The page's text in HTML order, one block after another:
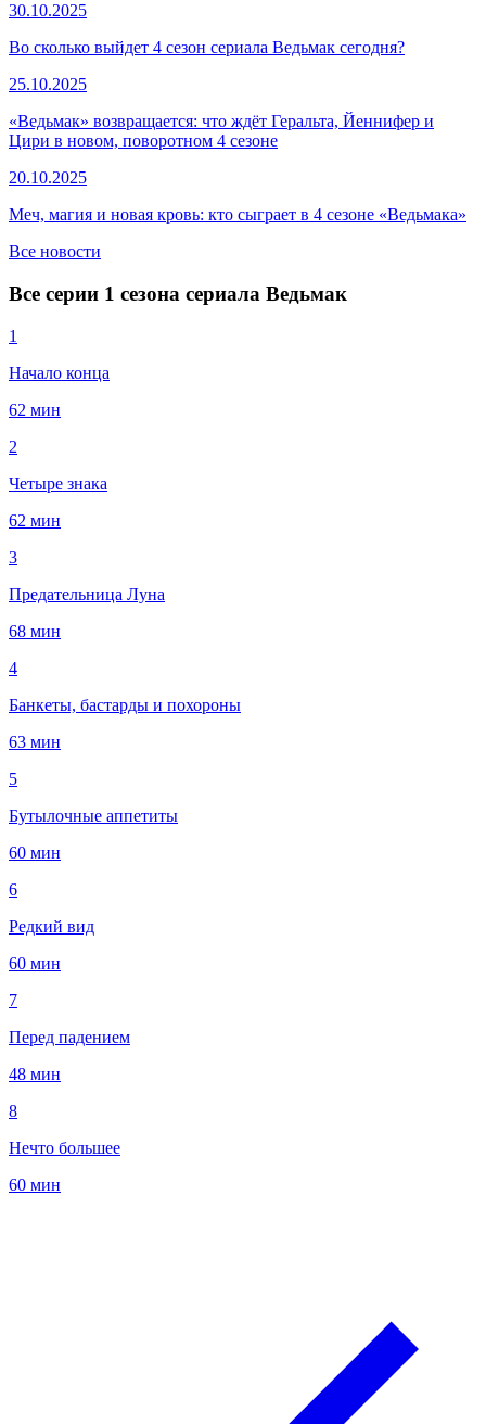
30.10.2025
Во сколько выйдет 4 сезон сериала Ведьмак сегодня?
25.10.2025
«Ведьмак» возвращается: что ждёт Геральта, Йеннифер и
Цири в новом, поворотном 4 сезоне
20.10.2025
Меч, магия и новая кровь: кто сыграет в 4 сезоне «Ведьмака»
Все новости
Все серии 1 сезона сериала Ведьмак
1
Начало конца
62 мин
2
Четыре знака
62 мин
3
Предательница Луна
68 мин
4
Банкеты, бастарды и похороны
63 мин
5
Бутылочные аппетиты
60 мин
6
Редкий вид
60 мин
7
Перед падением
48 мин
8
Нечто большее
60 мин